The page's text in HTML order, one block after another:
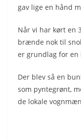
gav lige en hånd
Når vi har kørt en
brænde nok til
er grundlag for
Der blev så en
som pyntegrønt,
de lokale